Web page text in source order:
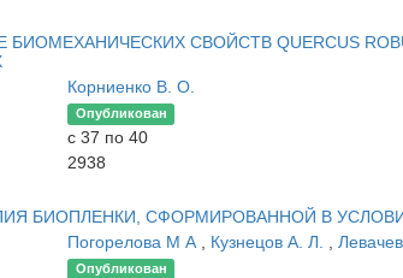
СВОЙСТВ QUERCUS
Корниенко В. О.
Опубликован
с 37 по 40
2938
БИОПЛЕНКИ, СФОРМИРОВАННОЙ В
Погорелова М А , Кузнецов А. Л. ,
Опубликован